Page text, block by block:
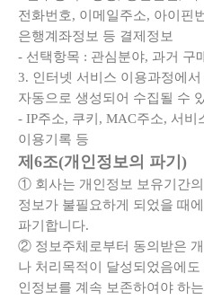
전화번호, 이메일주소, 아이핀
은행계좌정보 등 결제정보
- 선택항목 : 관심분야, 과거 구
3. 인터넷 서비스 이용과정에서
자동으로 생성되어 수집될 수
- IP주소, 쿠키, MAC주소, 서
이용기록 등
제6조(개인정보의 파기)
① 회사는 개인정보 보유기간
정보가 불필요하게 되었을 때
파기합니다.
② 정보주체로부터 동의받은
나 처리목적이 달성되었음에
인정보를 계속 보존하여야 하